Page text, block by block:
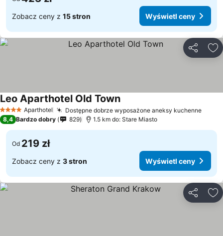
Zobacz ceny z 15 stron Wyświetl ceny
4 KategoriaAparthotel Dostępne dobrze wyposażone aneksy kuchenne
Leo Aparthotel Old Town
8,4 Bardzo dobry 829 1.5 km do: Stare Miasto
Od 219 zł
Zobacz ceny z 3 stron Wyświetl ceny